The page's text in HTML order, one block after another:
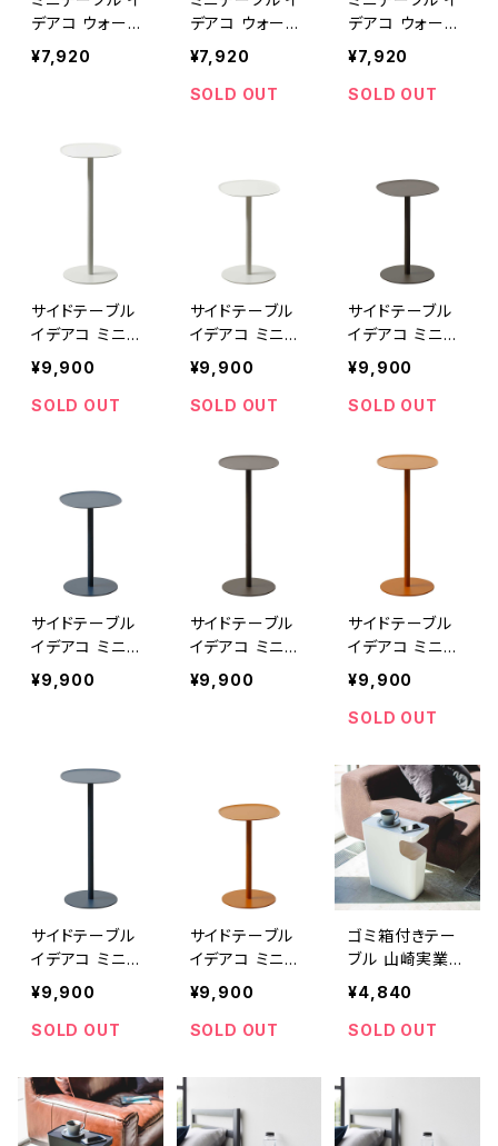
デアコ ウォール
テーブルB5 ide
aco minimal st
5 ブラウン
¥7,920
デアコ ウォール
テーブルB5 ide
aco minimal st
eel furniture
¥7,920
SOLD OUT
デアコ ウォール
テーブルB5 ide
aco minimal st
eel furniture
¥7,920
SOLD OUT
サイドテーブル
イデアコ ミニマ
ムサイドテーブ
ル23 ideaco m
inimal steel fu
¥9,900
SOLD OUT
サイドテーブル
イデアコ ミニマ
ムサイドテーブ
ル23 ideaco m
inimal steel fu
ble 23 H350
サンドホワイト
¥9,900
SOLD OUT
サイドテーブル
イデアコ ミニマ
ムサイドテーブ
ル23 ideaco m
inimal steel fu
ble 23 H350 ブ
ラウン
¥9,900
SOLD OUT
サイドテーブル
イデアコ ミニマ
ムサイドテーブ
ル23 ideaco m
ネイビー
¥9,900
サイドテーブル
イデアコ ミニマ
ムサイドテーブ
ル23 ideaco m
¥9,900
サイドテーブル
イデアコ ミニマ
ムサイドテーブ
ル23 ideaco m
inimal steel fu
ble 23 H500
タン
¥9,900
SOLD OUT
サイドテーブル
イデアコ ミニマ
ムサイドテーブ
ル23 ideaco m
inimal steel fu
ble 23 H500
ネイビー
¥9,900
SOLD OUT
サイドテーブル
イデアコ ミニマ
ムサイドテーブ
ル23 ideaco m
inimal steel fu
ble 23 H350 タ
¥9,900
SOLD OUT
ゴミ箱付きテー
ブル 山崎実業 t
ower タワー ダ
ストボックス＆サ
イドテーブル 39
¥4,840
SOLD OUT